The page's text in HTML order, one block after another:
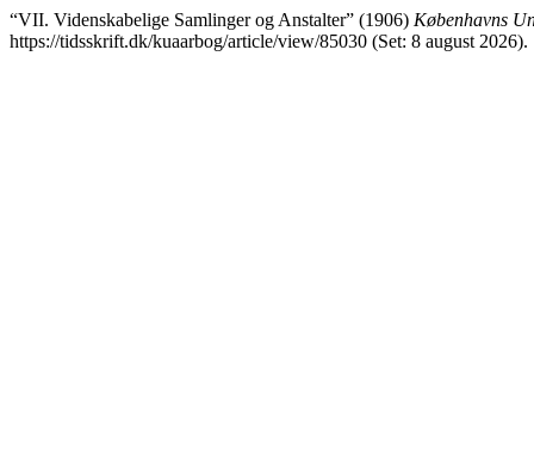
“VII. Videnskabelige Samlinger og Anstalter” (1906) Københavns
https://tidsskrift.dk/kuaarbog/article/view/85030 (Set: 8 august 2026).